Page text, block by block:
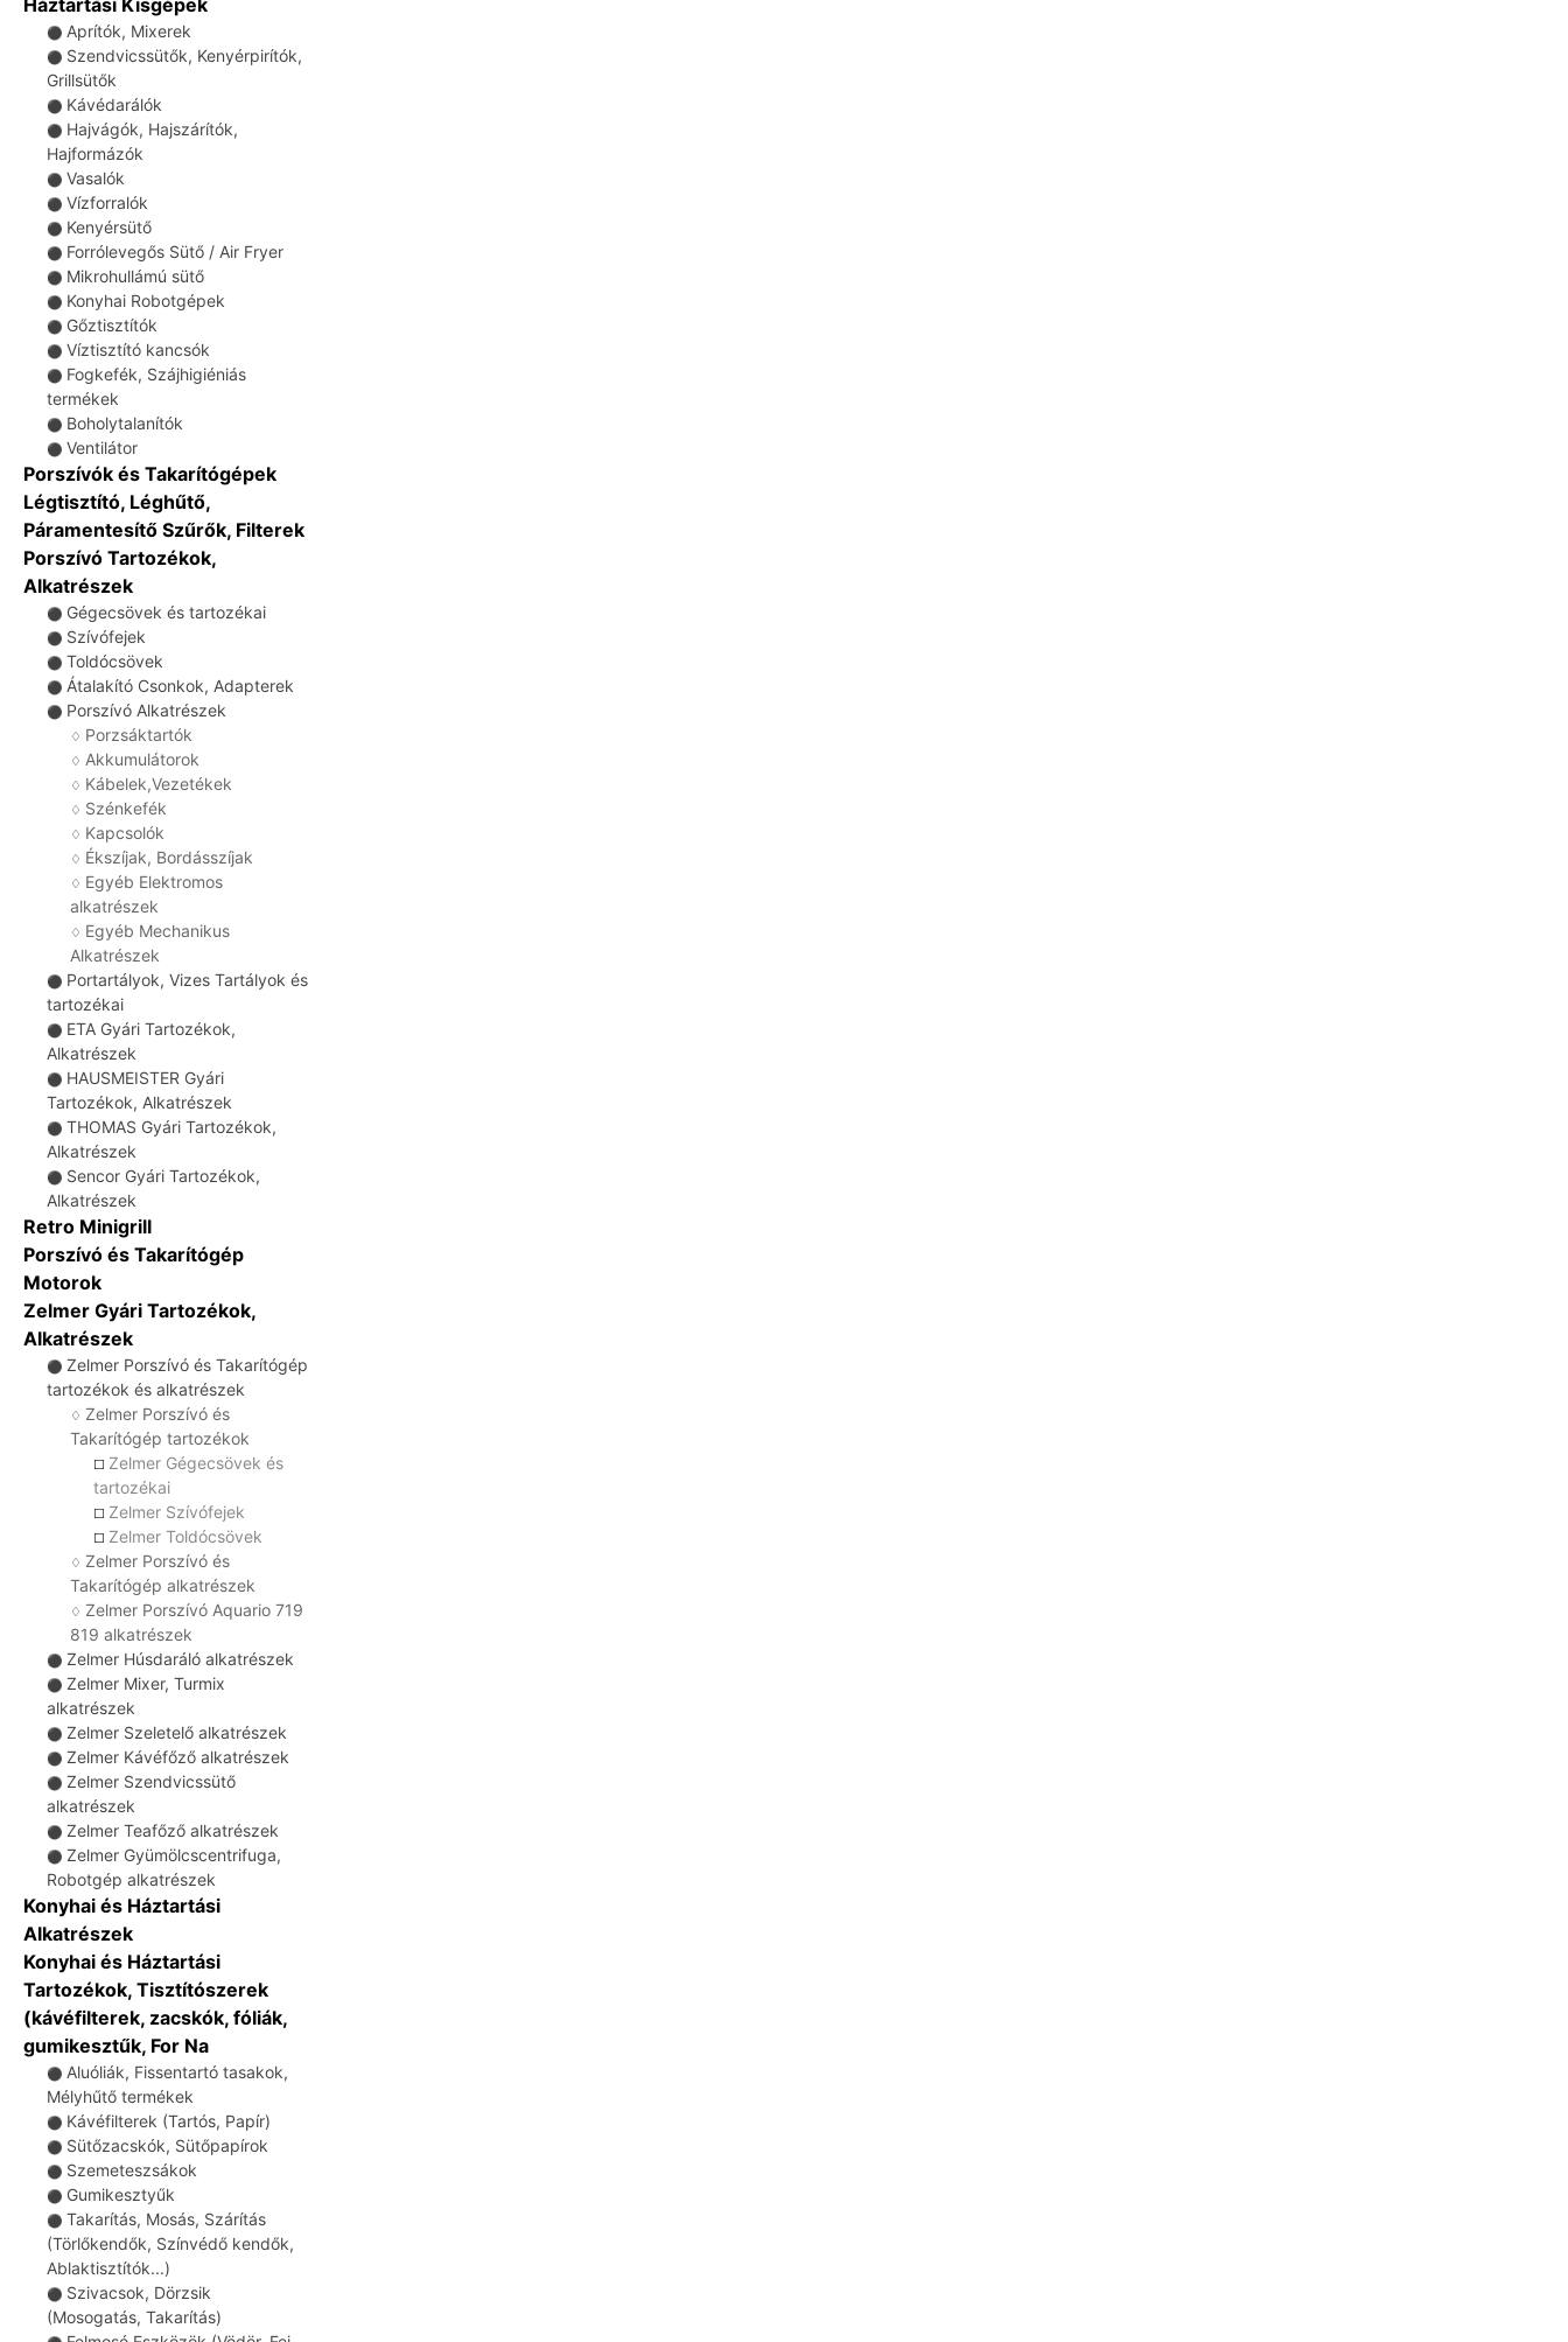
Háztartási Kisgépek
⚫ Aprítók, Mixerek
⚫ Szendvicssütők, Kenyérpirítók,
Grillsütők
⚫ Kávédarálók
⚫ Hajvágók, Hajszárítók,
Hajformázók
⚫ Vasalók
⚫ Vízforralók
⚫ Kenyérsütő
⚫ Forrólevegős Sütő / Air Fryer
⚫ Mikrohullámú sütő
⚫ Konyhai Robotgépek
⚫ Gőztisztítók
⚫ Víztisztító kancsók
⚫ Fogkefék, Szájhigiéniás
termékek
⚫ Boholytalanítók
⚫ Ventilátor
Porszívók és Takarítógépek
Légtisztító, Léghűtő,
Páramentesítő Szűrők, Filterek
Porszívó Tartozékok,
Alkatrészek
⚫ Gégecsövek és tartozékai
⚫ Szívófejek
⚫ Toldócsövek
⚫ Átalakító Csonkok, Adapterek
⚫ Porszívó Alkatrészek
♢ Porzsáktartók
♢ Akkumulátorok
♢ Kábelek,Vezetékek
♢ Szénkefék
♢ Kapcsolók
♢ Ékszíjak, Bordásszíjak
♢ Egyéb Elektromos
alkatrészek
♢ Egyéb Mechanikus
Alkatrészek
⚫ Portartályok, Vizes Tartályok és
tartozékai
⚫ ETA Gyári Tartozékok,
Alkatrészek
⚫ HAUSMEISTER Gyári
Tartozékok, Alkatrészek
⚫ THOMAS Gyári Tartozékok,
Alkatrészek
⚫ Sencor Gyári Tartozékok,
Alkatrészek
Retro Minigrill
Porszívó és Takarítógép
Motorok
Zelmer Gyári Tartozékok,
Alkatrészek
⚫ Zelmer Porszívó és Takarítógép
tartozékok és alkatrészek
♢ Zelmer Porszívó és
Takarítógép tartozékok
☐ Zelmer Gégecsövek és
tartozékai
☐ Zelmer Szívófejek
☐ Zelmer Toldócsövek
♢ Zelmer Porszívó és
Takarítógép alkatrészek
♢ Zelmer Porszívó Aquario 719
819 alkatrészek
⚫ Zelmer Húsdaráló alkatrészek
⚫ Zelmer Mixer, Turmix
alkatrészek
⚫ Zelmer Szeletelő alkatrészek
⚫ Zelmer Kávéfőző alkatrészek
⚫ Zelmer Szendvicssütő
alkatrészek
⚫ Zelmer Teafőző alkatrészek
⚫ Zelmer Gyümölcscentrifuga,
Robotgép alkatrészek
Konyhai és Háztartási
Alkatrészek
Konyhai és Háztartási
Tartozékok, Tisztítószerek
(kávéfilterek, zacskók, fóliák,
gumikesztűk, For Na
⚫ Aluóliák, Fissentartó tasakok,
Mélyhűtő termékek
⚫ Kávéfilterek (Tartós, Papír)
⚫ Sütőzacskók, Sütőpapírok
⚫ Szemeteszsákok
⚫ Gumikesztyűk
⚫ Takarítás, Mosás, Szárítás
(Törlőkendők, Színvédő kendők,
Ablaktisztítók...)
⚫ Szivacsok, Dörzsik
(Mosogatás, Takarítás)